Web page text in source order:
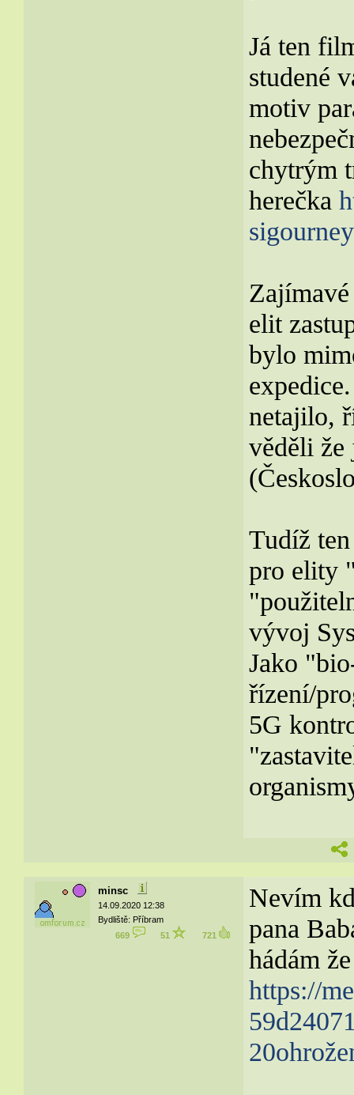
Já ten
studené
motiv
chytrým
herečka
elit
bylo
netajilo,
věděli
Tudíž
pro elity
vývoj
Jako
řízení/
5G
minsc
14.09.2020 12:38
Bydliště: Příbram
669
51 721
Nevím
pana
hádám
https://